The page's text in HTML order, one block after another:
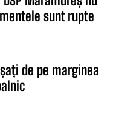
sunt rupte
de pe marginea